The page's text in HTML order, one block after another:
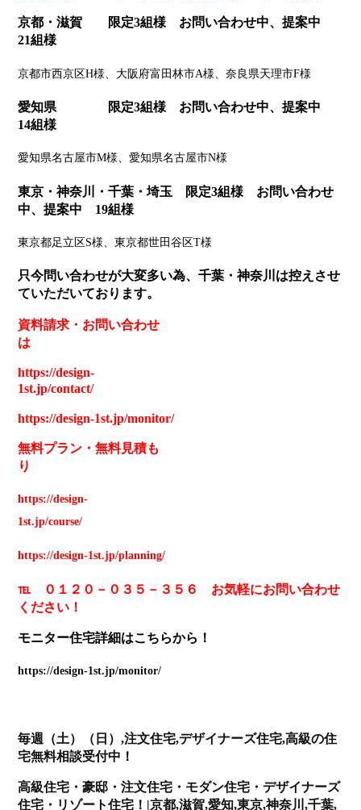
京都・滋賀 限定3組様 お問い合わせ中、提案中
21組様
京都市西京区H様、大阪府富田林市A様、奈良県天理市F様
愛知県 限定3組様 お問い合わせ中、提案中
14組様
愛知県名古屋市M様、愛知県名古屋市N様
東京・神奈川・千葉・埼玉 限定3組様 お問い合わせ
中、提案中 19組様
東京都足立区S様、東京都世田谷区T様
只今問い合わせが大変多い為、千葉・神奈川は控えさせ
ていただいております。
資料請求・ お問い合わせ
は
https://design-
1st.jp/contact/
https://design-1st.jp/monitor/
無料プラン ・無料見積も
り
https://design-
1st.jp/course/
https://design-1st.jp/planning/
℡ ０１２０－０３５－３５６ お気軽にお問い合わせ
ください！
モニター住宅詳細はこちらから！
https://design-1st.jp/monitor/
毎週（土）（日）,注文住宅,デザイナーズ住宅,高級の住
宅無料相談受付中 ！
高級住宅・豪邸・注文住宅・モダン住宅・デザイナーズ
住宅・リゾート住宅！|京都,滋賀,愛知,東京,神奈川,千葉,